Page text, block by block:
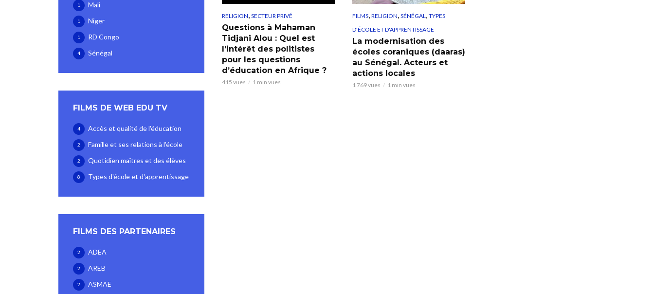
Mali
1
Niger
1
RD Congo
1
Sénégal
4
FILMS DE WEB EDU TV
Accès et qualité de l'éducation
4
Famille et ses relations à l'école
2
Quotidien maîtres et des élèves
2
Types d'école et d'apprentissage
8
FILMS DES PARTENAIRES
ADEA
2
AREB
2
ASMAE
2
RELIGION, SECTEUR PRIVÉ
Questions à Mahaman
Tidjani Alou : Quel est
l’intérêt des politistes
pour les questions
d’éducation en Afrique ?
415 vues 1 min vues
FILMS, RELIGION, SÉNÉGAL , TYPES
D'ÉCOLE ET D'APPRENTISSAGE
La modernisation des
écoles coraniques (daaras)
au Sénégal. Acteurs et
actions locales
1 769 vues 1 min vues